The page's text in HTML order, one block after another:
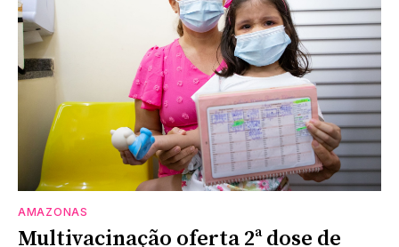
AMAZONAS
Multivacinação oferta 2ª dose de